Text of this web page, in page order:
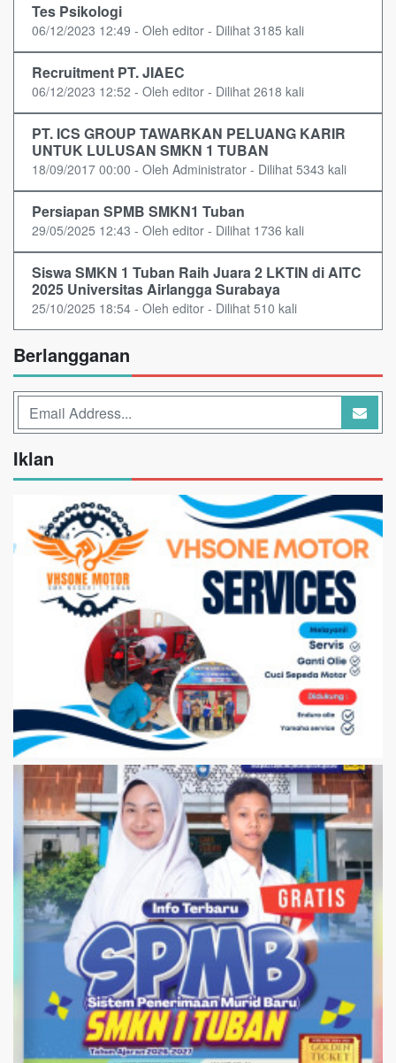
Tes Psikologi
06/12/2023 12:49 - Oleh editor - Dilihat 3185 kali
Recruitment PT. JIAEC
06/12/2023 12:52 - Oleh editor - Dilihat 2618 kali
PT. ICS GROUP TAWARKAN PELUANG KARIR
UNTUK LULUSAN SMKN 1 TUBAN
18/09/2017 00:00 - Oleh Administrator - Dilihat 5343 kali
Persiapan SPMB SMKN1 Tuban
29/05/2025 12:43 - Oleh editor - Dilihat 1736 kali
Siswa SMKN 1 Tuban Raih Juara 2 LKTIN di AITC
2025 Universitas Airlangga Surabaya
25/10/2025 18:54 - Oleh editor - Dilihat 510 kali
Berlangganan
Iklan